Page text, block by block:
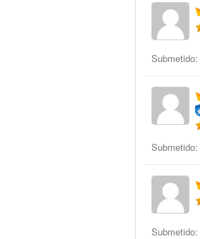
Submetido:
Submetido:
Submetido: